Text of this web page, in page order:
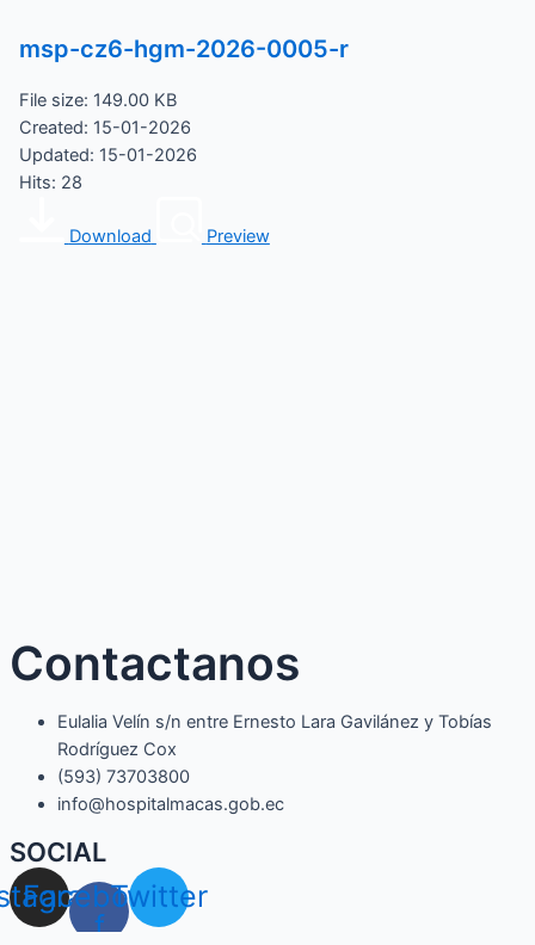
msp-cz6-hgm-2026-0005-r
File size: 149.00 KB
Created: 15-01-2026
Updated: 15-01-2026
Hits: 28
Download Preview
Contactanos
Eulalia Velín s/n entre Ernesto Lara Gavilánez y Tobías
Rodríguez Cox
(593) 73703800​
info@hospitalmacas.gob.ec
SOCIAL
Facebook-
f
Twitter